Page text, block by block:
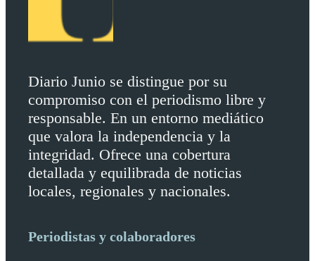
Diario Junio se distingue por su
compromiso con el periodismo libre y
responsable. En un entorno mediático
que valora la independencia y la
integridad. Ofrece una cobertura
detallada y equilibrada de noticias
locales, regionales y nacionales.
Periodistas y colaboradores